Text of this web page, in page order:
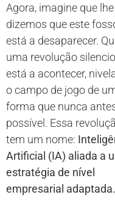
Agora, imagine que lhe
dizemos que este
está a desaparecer.
uma revolução
está a acontecer,
o campo de jogo de
forma que nunca
possível. Essa
tem um nome:
Artificial (IA) aliada a
estratégia de nível
empresarial adaptada.